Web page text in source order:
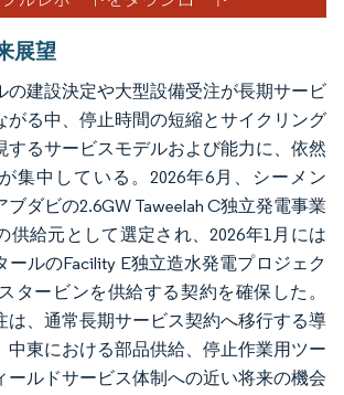
展望
の建設決定や大型設備受注が長期サービ
がる中、停止時間の短縮とサイクリング
するサービスモデルおよび能力に、依然
集中している。2026年6月、シーメン
ダビの2.6GW Taweelah C独立発電事業
供給元として選定され、2026年1月には
ールのFacility E独立造水発電プロジェク
タービンを供給する契約を確保した。
は、通常長期サービス契約へ移行する導
中東における部品供給、停止作業用ツー
ールドサービス体制への近い将来の機会